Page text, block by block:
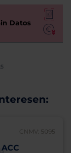
Datos
CNMV: 5095